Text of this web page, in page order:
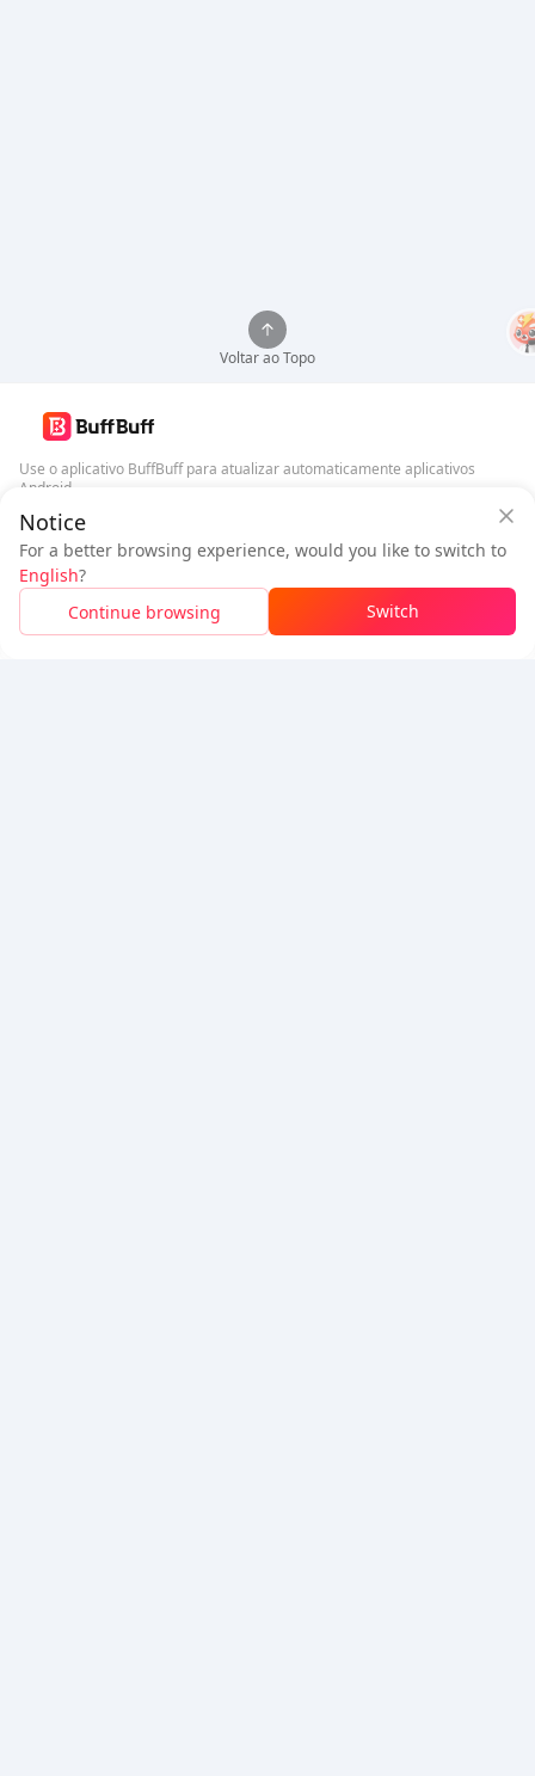
A pagar
Economizou$0.03
$1.11
Faça loginparaganhar 50 pontos (0.50 USD) +1 pontos ( 0.01USD)
Recarga
Notice
For a better browsing experience, would you like to switch to
English?
Continue browsing
Switch
Voltar ao Topo
Use o aplicativo BuffBuff para atualizar automaticamente aplicativos
Android
Baixar BuffBuff
Siga-nos